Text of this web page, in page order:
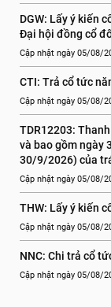
DGW: Lấy ý kiến
Đại hội đồng cổ
Cập nhật ngày 05/08/
CTI: Trả cổ tức
Cập nhật ngày 05/08/
TDR12203:
và bao gồm ngày
30/9/2026) của
Cập nhật ngày 05/08/
THW: Lấy ý kiến
Cập nhật ngày 05/08/
NNC: Chi trả cổ
Cập nhật ngày 05/08/